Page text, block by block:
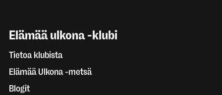
Elämää ulkona -klubi
Tietoa klubista
Elämää Ulkona -metsä
Blogit